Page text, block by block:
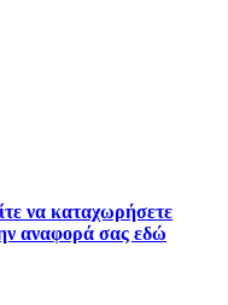
να καταχωρήσετε
αναφορά σας εδώ